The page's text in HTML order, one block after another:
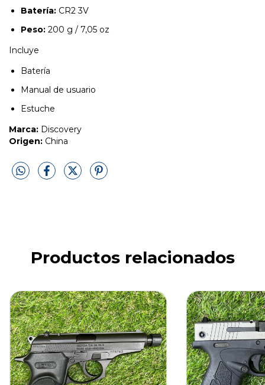
Batería: CR2 3V
Peso: 200 g / 7,05 oz
Incluye
Batería
Manual de usuario
Estuche
Marca: Discovery
Origen: China
Productos relacionados